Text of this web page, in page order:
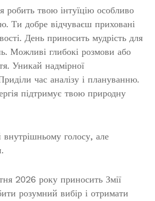
робить твою інтуїцію особливо
Ти добре відчуваєш приховані
День приносить мудрість для
Можливі глибокі розмови або
Уникай надмірної
час аналізу і плануванню.
підтримує твою природну
внутрішньому голосу, але
2026 року приносить Змії
розумний вибір і отримати